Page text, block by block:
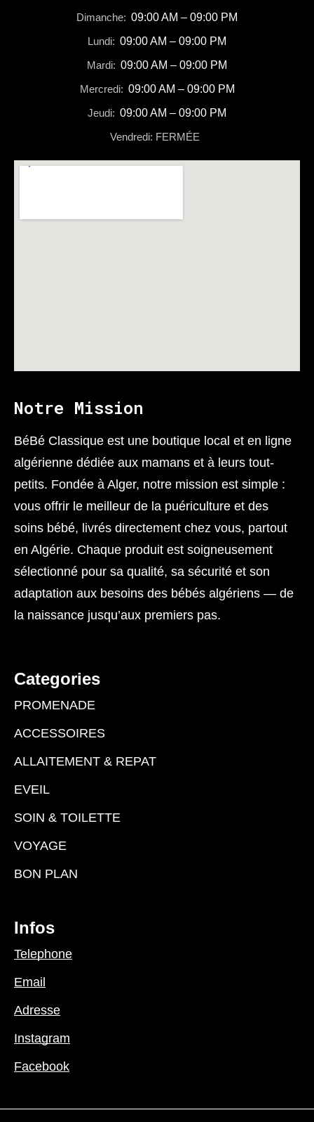
Dimanche: 09:00 AM – 09:00 PM
Lundi: 09:00 AM – 09:00 PM
Mardi: 09:00 AM – 09:00 PM
Mercredi: 09:00 AM – 09:00 PM
Jeudi: 09:00 AM – 09:00 PM
Vendredi: FERMÉE
Notre Mission
BéBé Classique est une boutique local et en ligne
algérienne dédiée aux mamans et à leurs tout-
petits. Fondée à Alger, notre mission est simple :
vous offrir le meilleur de la puériculture et des
soins bébé, livrés directement chez vous, partout
en Algérie. Chaque produit est soigneusement
sélectionné pour sa qualité, sa sécurité et son
adaptation aux besoins des bébés algériens — de
la naissance jusqu’aux premiers pas.
Categories
PROMENADE
ACCESSOIRES
ALLAITEMENT & REPAT
EVEIL
SOIN & TOILETTE
VOYAGE
BON PLAN
Infos
Telephone
Email
Adresse
Instagram
Facebook